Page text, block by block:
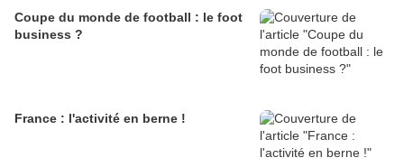
Coupe du monde de football : le foot
business ?
France : l'activité en berne !